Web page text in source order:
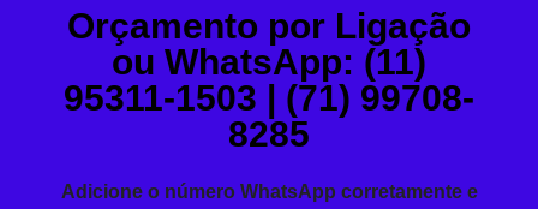
Orçamento por Ligação
ou WhatsApp: (11)
95311-1503 | (71) 99708-
8285
Adicione o número WhatsApp corretamente e